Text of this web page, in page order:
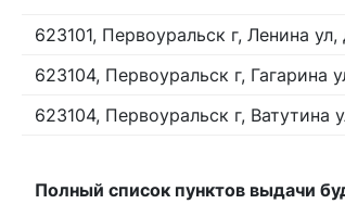
623101, Первоуральск г, Ленина ул,
623104, Первоуральск г, Гагарина
623104, Первоуральск г, Ватутина
Полный список пунктов выдачи